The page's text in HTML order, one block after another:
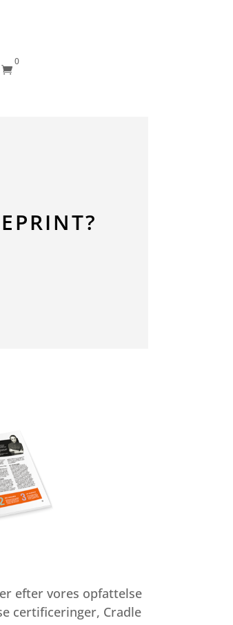

0
efter vores opfattelse
certificeringer, Cradle